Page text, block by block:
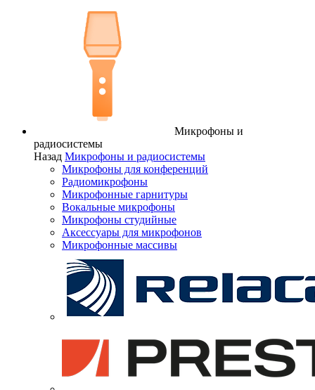
Микрофоны и
радиосистемы
Назад Микрофоны и радиосистемы
Микрофоны для конференций
Радиомикрофоны
Микрофонные гарнитуры
Вокальные микрофоны
Микрофоны студийные
Аксессуары для микрофонов
Микрофонные массивы